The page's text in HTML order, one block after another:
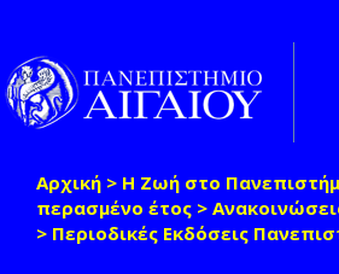
Παράκαμψη προς το κυρίως
Είστε εδώ
Αρχική > Η Ζωή στο
περασμένο έτος >
> Περιοδικές Εκδόσεις